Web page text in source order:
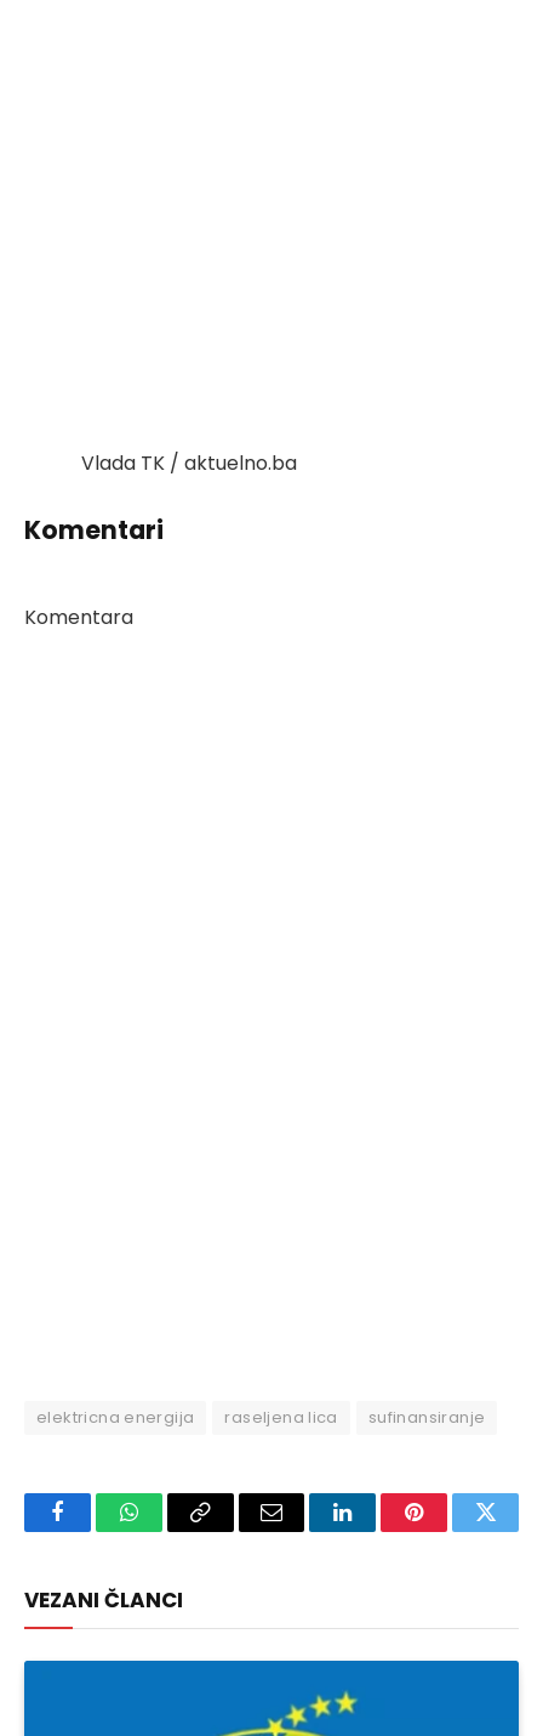
Vlada TK / aktuelno.ba
Komentari
Komentara
elektricna energija raseljena lica sufinansiranje
FacebookWhatsAppCopy
Email LinkedInPinterest
VEZANI ČLANCI